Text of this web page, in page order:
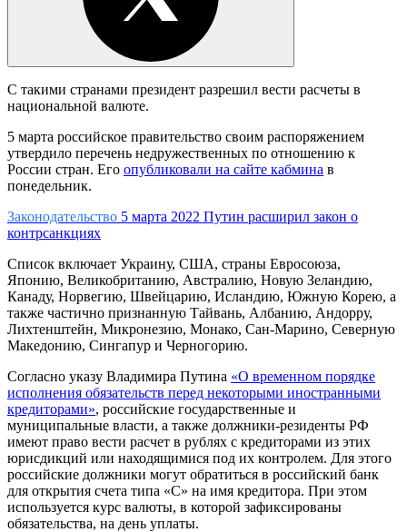
С такими странами президент разрешил вести расчеты в
национальной валюте.
5 марта российское правительство своим распоряжением
утвердило перечень недружественных по отношению к
России стран. Его опубликовали на сайте кабмина в
понедельник.
Законодательство 5 марта 2022 Путин расширил закон о
контрсанкциях
Список включает Украину, США, страны Евросоюза,
Японию, Великобританию, Австралию, Новую Зеландию,
Канаду, Норвегию, Швейцарию, Исландию, Южную Корею, а
также частично признанную Тайвань, Албанию, Андорру,
Лихтенштейн, Микронезию, Монако, Сан-Марино, Северную
Македонию, Сингапур и Черногорию.
Согласно указу Владимира Путина «О временном порядке
исполнения обязательств перед некоторыми иностранными
кредиторами», российские государственные и
муниципальные власти, а также должники-резиденты РФ
имеют право вести расчет в рублях с кредиторами из этих
юрисдикций или находящимися под их контролем. Для этого
российские должники могут обратиться в российский банк
для открытия счета типа «С» на имя кредитора. При этом
используется курс валюты, в которой зафиксированы
обязательства, на день уплаты.